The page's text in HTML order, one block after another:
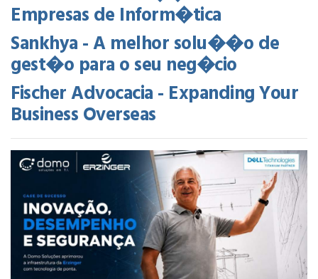
Empresas de Inform�tica
Sankhya - A melhor solu��o de
gest�o para o seu neg�cio
Fischer Advocacia - Expanding Your
Business Overseas